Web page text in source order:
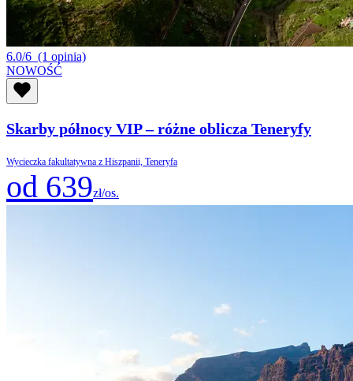
6.0/6 (1 opinia)
NOWOŚĆ
Skarby północy VIP – różne oblicza Teneryfy
Wycieczka fakultatywna z Hiszpanii, Teneryfa
od 639zł/os.